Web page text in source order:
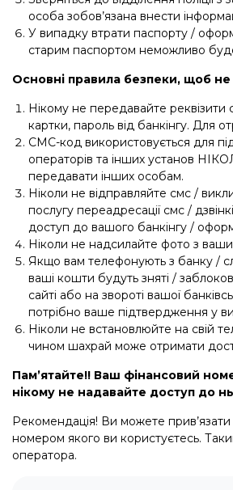
особа зобов’язана внести
У випадку втрати паспорту /
старим паспортом неможливо
Основні правила безпеки, щоб
Нікому не передавайте реквізити
картки, пароль від банкінгу. Для
СМС-код використовується для
операторів та інших установ
передавати інших особам.
Ніколи не відправляйте смс /
послугу переадресації смс /
доступ до вашого банкінгу /
Ніколи не надсилайте фото з
Якщо вам телефонують з банку /
ваші кошти будуть зняті /
сайті або на звороті вашої
потрібно ваше підтвердження у
Ніколи не встановлюйте на свій
чином шахрай може отримати
Пам’ятайте!! Ваш фінансовий
нікому не надавайте доступ до
Рекомендація! Ви можете
номером якого ви користуєтесь.
оператора.